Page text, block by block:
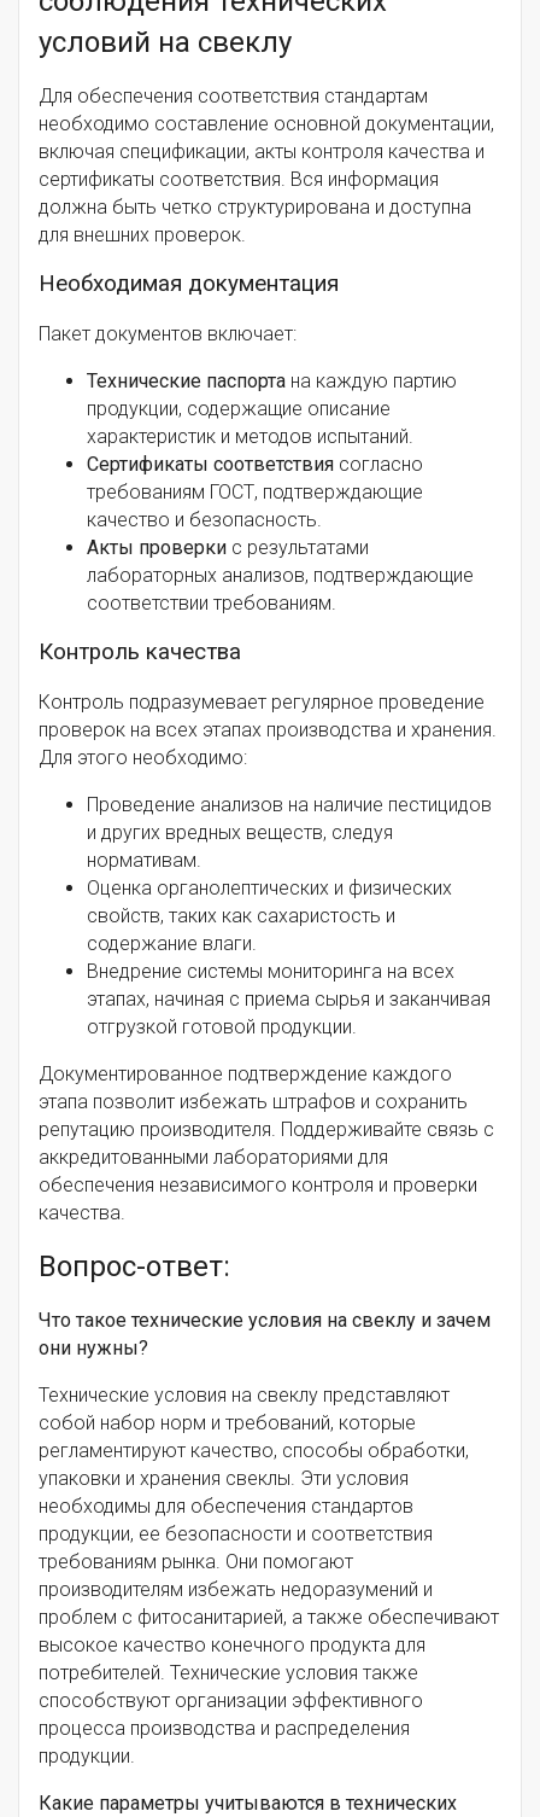
условий на свеклу
Для обеспечения соответствия стандартам
необходимо составление основной документации,
включая спецификации, акты контроля качества и
сертификаты соответствия. Вся информация
должна быть четко структурирована и доступна
для внешних проверок.
Необходимая документация
Пакет документов включает:
Технические паспорта на каждую партию
продукции, содержащие описание
характеристик и методов испытаний.
Сертификаты соответствия согласно
требованиям ГОСТ, подтверждающие
качество и безопасность.
Акты проверки с результатами
лабораторных анализов, подтверждающие
соответствии требованиям.
Контроль качества
Контроль подразумевает регулярное проведение
проверок на всех этапах производства и хранения.
Для этого необходимо:
Проведение анализов на наличие пестицидов
и других вредных веществ, следуя
нормативам.
Оценка органолептических и физических
свойств, таких как сахаристость и
содержание влаги.
Внедрение системы мониторинга на всех
этапах, начиная с приема сырья и заканчивая
отгрузкой готовой продукции.
Документированное подтверждение каждого
этапа позволит избежать штрафов и сохранить
репутацию производителя. Поддерживайте связь с
аккредитованными лабораториями для
обеспечения независимого контроля и проверки
качества.
Вопрос-ответ:
Что такое технические условия на свеклу и зачем
они нужны?
Технические условия на свеклу представляют
собой набор норм и требований, которые
регламентируют качество, способы обработки,
упаковки и хранения свеклы. Эти условия
необходимы для обеспечения стандартов
продукции, ее безопасности и соответствия
требованиям рынка. Они помогают
производителям избежать недоразумений и
проблем с фитосанитарией, а также обеспечивают
высокое качество конечного продукта для
потребителей. Технические условия также
способствуют организации эффективного
процесса производства и распределения
продукции.
Какие параметры учитываются в технических